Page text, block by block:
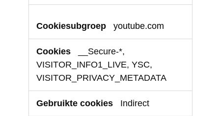
youtube.com
__Secure-*,
VISITOR_INFO1_LIVE, YSC,
VISITOR_PRIVACY_METADATA
Indirect